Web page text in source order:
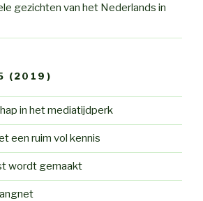
gezichten van het Nederlands in
(2019)
in het mediatijdperk
een ruim vol kennis
wordt gemaakt